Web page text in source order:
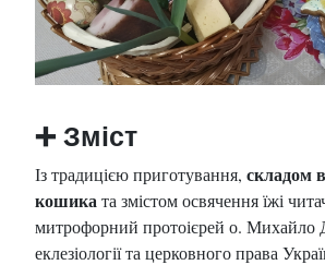
➕ Зміст
Із традицією приготування, складом
кошика та змістом освячення їжі
митрофорний протоієрей о. Михайло
еклезіології та церковного права